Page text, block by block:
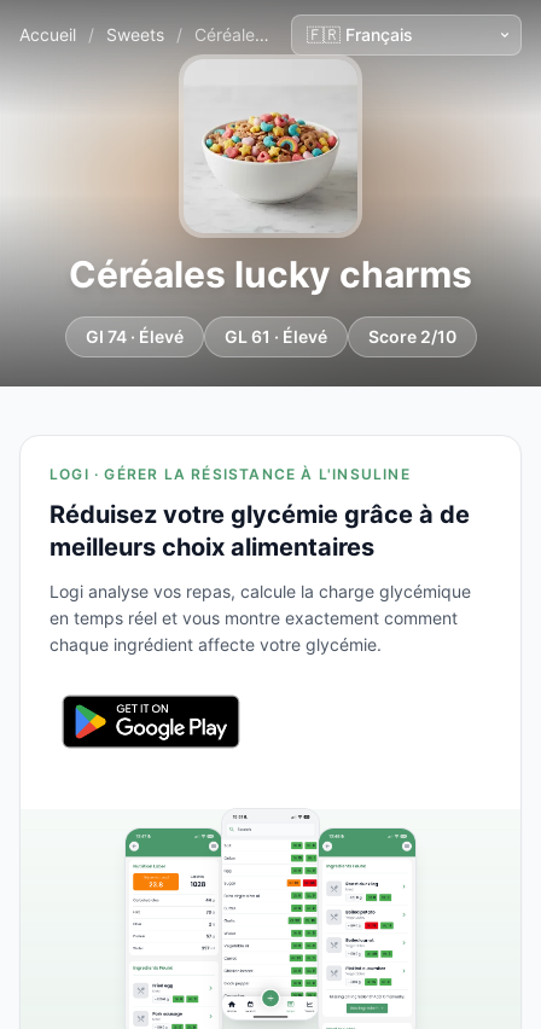
Accueil / Sweets / Céréales lucky charms
Céréales lucky charms
GI 74 · Élevé GL 61 · Élevé Score 2/10
LOGI · GÉRER LA RÉSISTANCE À L'INSULINE
Réduisez votre glycémie grâce à de
meilleurs choix alimentaires
Logi analyse vos repas, calcule la charge glycémique
en temps réel et vous montre exactement comment
chaque ingrédient affecte votre glycémie.